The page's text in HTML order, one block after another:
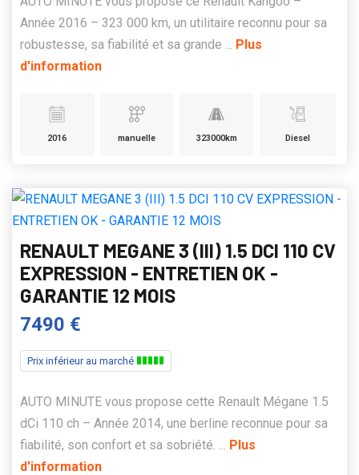
Année 2016 – 323 000 km, un utilitaire reconnu pour sa
robustesse, sa fiabilité et sa grande ... Plus
d'information
2016 manuelle 323000km Diesel
RENAULT MEGANE 3 (III) 1.5 DCI 110 CV
EXPRESSION - ENTRETIEN OK -
GARANTIE 12 MOIS
7490 €
Prix inférieur au marché
AUTO MINUTE vous propose cette Renault Mégane 1.5
dCi 110 ch – Année 2014, une berline reconnue pour sa
fiabilité, son confort et sa sobriété. ... Plus
d'information